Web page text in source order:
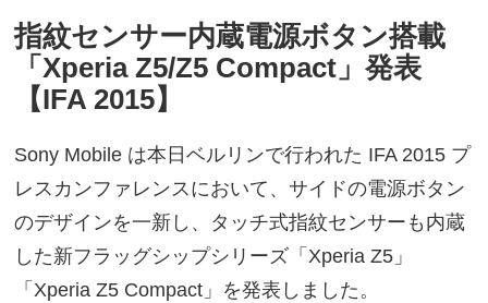
指紋センサー内蔵電源ボタン搭載
「Xperia Z5/Z5 Compact」発表
【IFA 2015】
Sony Mobile は本日ベルリンで行われた IFA 2015 プ
レスカンファレンスにおいて、サイドの電源ボタン
のデザインを一新し、タッチ式指紋センサーも内蔵
した新フラッグシップシリーズ「Xperia Z5」
「Xperia Z5 Compact」を発表しました。